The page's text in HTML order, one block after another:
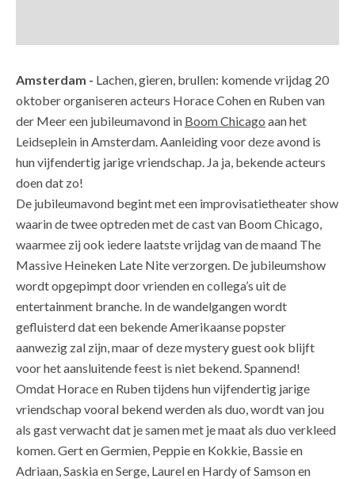
Amsterdam - Lachen, gieren, brullen: komende vrijdag 20
oktober organiseren acteurs Horace Cohen en Ruben van
der Meer een jubileumavond in Boom Chicago aan het
Leidseplein in Amsterdam. Aanleiding voor deze avond is
hun vijfendertig jarige vriendschap. Ja ja, bekende acteurs
doen dat zo!
De jubileumavond begint met een improvisatietheater show
waarin de twee optreden met de cast van Boom Chicago,
waarmee zij ook iedere laatste vrijdag van de maand The
Massive Heineken Late Nite verzorgen. De jubileumshow
wordt opgepimpt door vrienden en collega’s uit de
entertainment branche. In de wandelgangen wordt
gefluisterd dat een bekende Amerikaanse popster
aanwezig zal zijn, maar of deze mystery guest ook blijft
voor het aansluitende feest is niet bekend. Spannend!
Omdat Horace en Ruben tijdens hun vijfendertig jarige
vriendschap vooral bekend werden als duo, wordt van jou
als gast verwacht dat je samen met je maat als duo verkleed
komen. Gert en Germien, Peppie en Kokkie, Bassie en
Adriaan, Saskia en Serge, Laurel en Hardy of Samson en